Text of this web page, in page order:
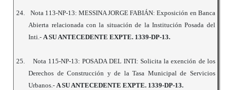
24.
Nota 113-NP-13: MESSINA JORGE FABIÁN: Exposición en Banca
Abierta relacionada con la situación de la Institución Posada del
Inti.-A SU ANTECEDENTE EXPTE. 1339-DP-13.
25.
Nota 115-NP-13: POSADA DEL INTI: Solicita la exención de los
Derechos de Construcción y de la Tasa Municipal de Servicios
Urbanos.-A SU ANTECEDENTE EXPTE. 1339-DP-13.